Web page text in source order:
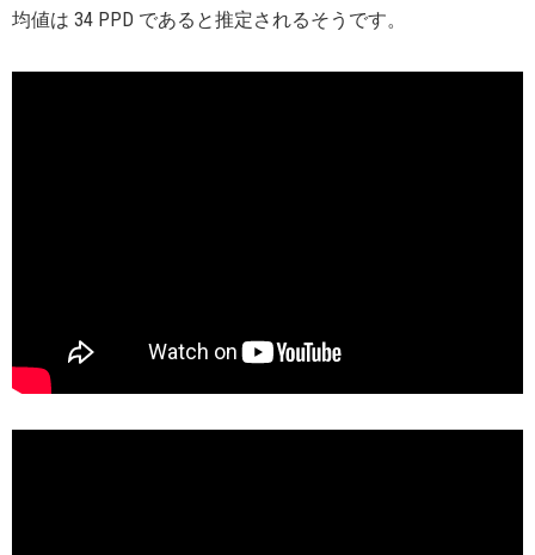
均値は 34 PPD であると推定されるそうです。